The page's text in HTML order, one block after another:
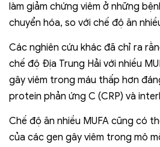
làm giảm chứng viêm ở những
chuyển hóa, so với chế độ ăn
Các nghiên cứu khác đã chỉ ra
chế độ Địa Trung Hải với nhiều
gây viêm trong máu thấp hơn
protein phản ứng C (CRP) và
Chế độ ăn nhiều MUFA cũng có
của các gen gây viêm trong mô